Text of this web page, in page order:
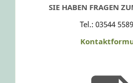
SIE HABEN FRAGEN
Tel.: 03544